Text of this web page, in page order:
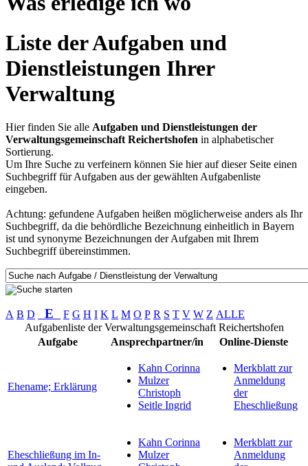
Liste der Aufgaben und
Dienstleistungen Ihrer
Verwaltung
Hier finden Sie alle Aufgaben und Dienstleistungen der
Verwaltungsgemeinschaft Reichertshofen in alphabetischer
Sortierung.
Um Ihre Suche zu verfeinern können Sie hier auf dieser Seite einen
Suchbegriff für Aufgaben aus der gewählten Aufgabenliste
eingeben.
Achtung: gefundene Aufgaben heißen möglicherweise anders als Ihr
Suchbegriff, da die behördliche Bezeichnung einheitlich in Bayern
ist und synonyme Bezeichnungen der Aufgaben mit Ihrem
Suchbegriff übereinstimmen.
A B D E F G H I K L M O P R S T V W Z ALLE
Aufgabenliste der Verwaltungsgemeinschaft Reichertshofen
Aufgabe
Ansprechpartner/in Online-Dienste
Ehename; Erklärung
Kahn Corinna
Mulzer
Christoph
Seitle Ingrid
Merkblatt zur
Anmeldung
der
Eheschließung
Eheschließung im In-
Kahn Corinna
Mulzer
Merkblatt zur
Anmeldung